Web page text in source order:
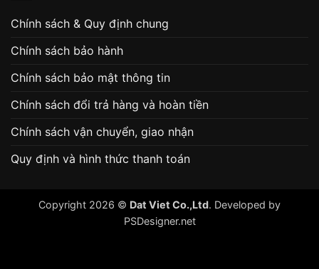
Chính sách & Quy định chung
Chính sách bảo hành
Chính sách bảo mật thông tin
Chính sách đổi trả hàng và hoàn tiền
Chính sách vận chuyển, giao nhận
Quy định và hình thức thanh toán
Copyright 2026 © Dat Viet Co.,Ltd. Developed by
PSDesigner.net